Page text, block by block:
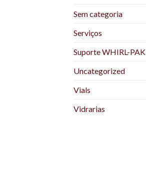
Sem categoria
Serviços
Suporte WHIRL-PAK
Uncategorized
Vials
Vidrarias